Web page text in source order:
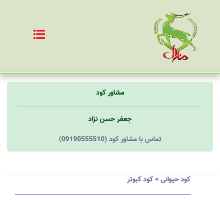
مشاور کود
جعفر حسن نژاد
(09190555510) تماس با مشاور کود
کود حیوانی>کود کبوتر